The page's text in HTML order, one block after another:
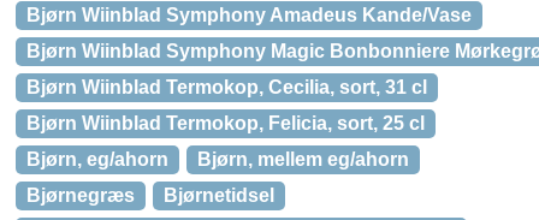
Bjørn Wiinblad Symphony Amadeus Kande/Vase
Bjørn Wiinblad Symphony Magic Bonbonniere
Bjørn Wiinblad Termokop, Cecilia, sort, 31 cl
Bjørn Wiinblad Termokop, Felicia, sort, 25 cl
Bjørn, eg/ahorn
Bjørn, mellem eg/ahorn
Bjørnegræs
Bjørnetidsel